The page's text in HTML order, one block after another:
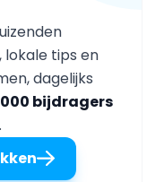
tips en
dagelijks
bijdragers